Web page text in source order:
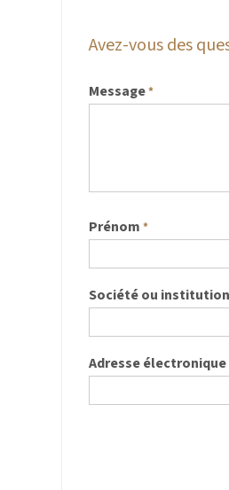
Avez-vous des
Message*
Prénom *
Société ou
Adresse électronique